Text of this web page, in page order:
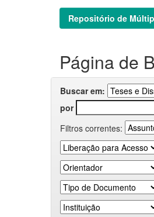
Repositório de
Página de
Buscar em:
por
Filtros correntes: